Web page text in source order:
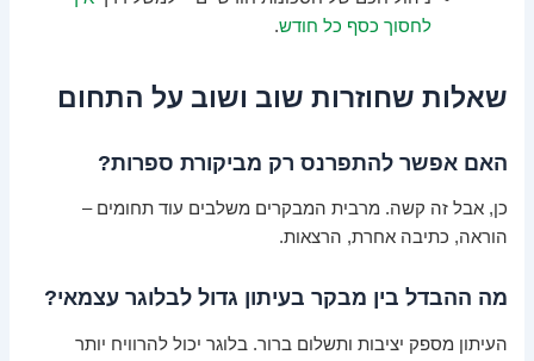
לחסוך כסף כל חודש.
שאלות שחוזרות שוב ושוב על התחום
האם אפשר להתפרנס רק מביקורת ספרות?
כן, אבל זה קשה. מרבית המבקרים משלבים עוד תחומים –
הוראה, כתיבה אחרת, הרצאות.
מה ההבדל בין מבקר בעיתון גדול לבלוגר עצמאי?
העיתון מספק יציבות ותשלום ברור. בלוגר יכול להרוויח יותר